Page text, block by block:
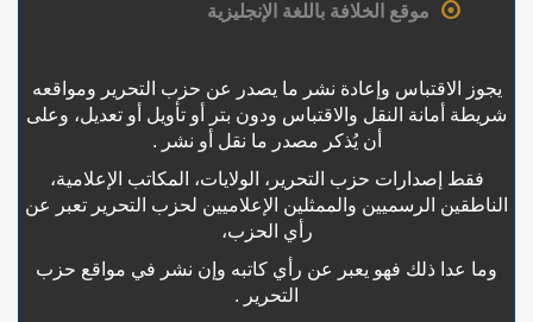
موقع الخلافة باللغة الإنجليزية
يجوز الاقتباس وإعادة نشر ما يصدر عن حزب التحرير ومواقعه
شريطة أمانة النقل والاقتباس ودون بتر أو تأويل أو تعديل، وعلى
أن يُذكر مصدر ما نقل أو نشر .
فقط إصدارات حزب التحرير، الولايات، المكاتب الإعلامية،
الناطقين الرسميين والممثلين الإعلاميين لحزب التحرير تعبر عن
رأي الحزب،
وما عدا ذلك فهو يعبر عن رأي كاتبه وإن نشر في مواقع حزب
التحرير .